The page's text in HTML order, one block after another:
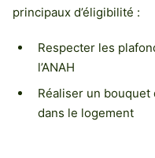
principaux d’éligibilité :
Respecter les
l’ANAH
Réaliser un bouquet
dans le logement